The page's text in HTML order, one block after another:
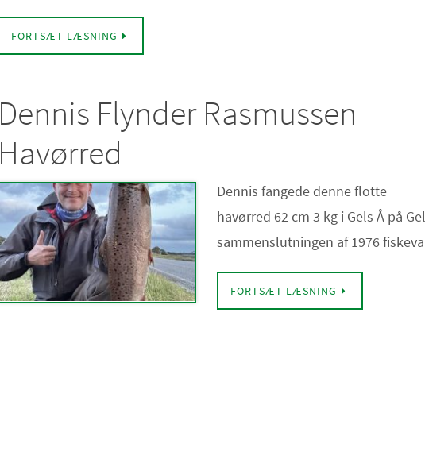
FORTSÆT LÆSNING
Dennis Flynder Rasmussen
Havørred
Dennis fangede denne flotte
havørred 62 cm 3 kg i Gels Å på
sammenslutningen af 1976
FORTSÆT LÆSNING